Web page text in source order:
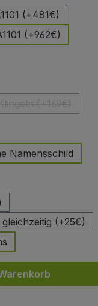
(+481€)
(+962€)
Namensschild
(+25€)